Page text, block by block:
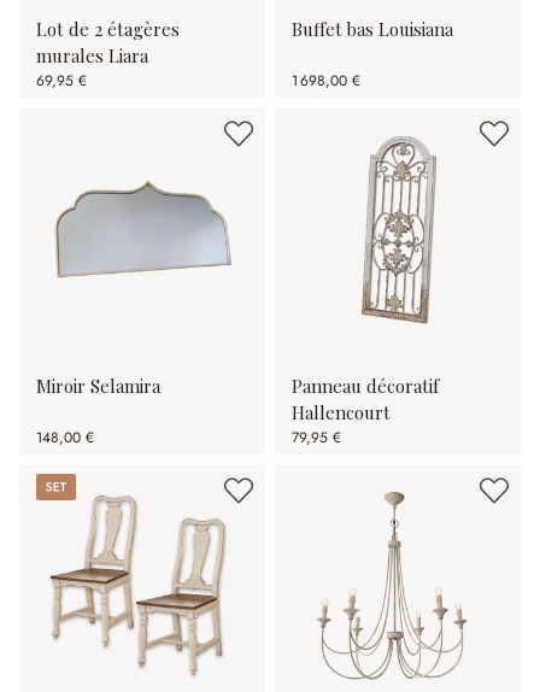
Lot de 2 étagères
murales Liara
69,95 €
Buffet bas Louisiana
1 698,00 €
Miroir Selamira
148,00 €
Panneau décoratif
Hallencourt
79,95 €
Set